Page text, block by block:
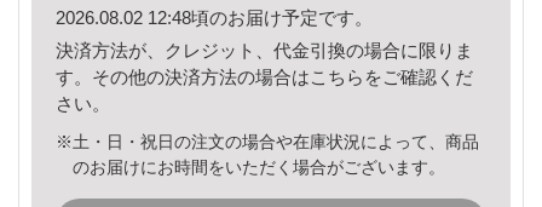
2026.08.02 12:48頃のお届け予定です。
決済方法が、クレジット、代金引換の場合に限りま
す。その他の決済方法の場合はこちら をご確認くだ
さい。
※土・日・祝日の注文の場合や在庫状況によって、商品
のお届けにお時間をいただく場合がございます。